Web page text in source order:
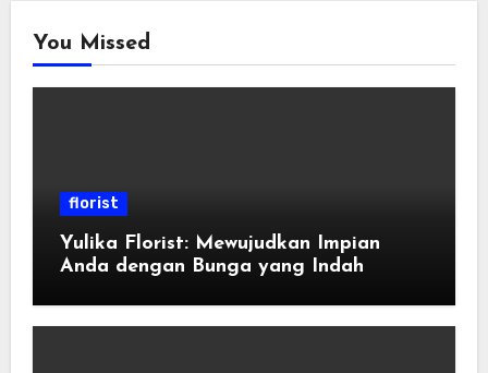
You Missed
florist
Yulika Florist: Mewujudkan Impian
Anda dengan Bunga yang Indah